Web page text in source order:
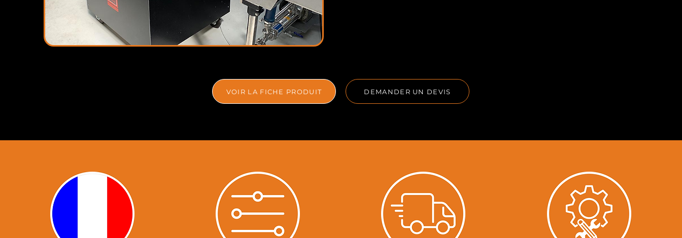
VOIR LA FICHE PRODUIT DEMANDER UN DEVIS